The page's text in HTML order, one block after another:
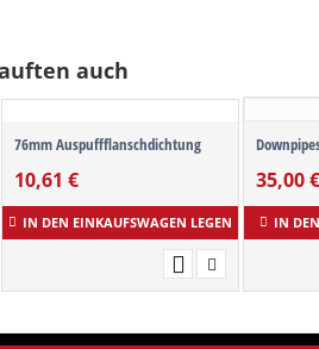
auch
76mm Auspuffflanschdichtung
10,61 €
IN DEN EINKAUFSWAGEN LEGEN
35,00€
IN